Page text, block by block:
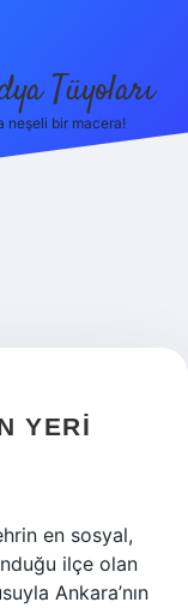
Tüyoları
neşeli bir macera!
YERI
en sosyal,
ilçe olan
Ankara’nın